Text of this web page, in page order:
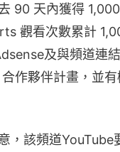
90 天內獲得
觀看次數累計
及與頻道連
作夥伴計畫，並
，該頻道YouTube